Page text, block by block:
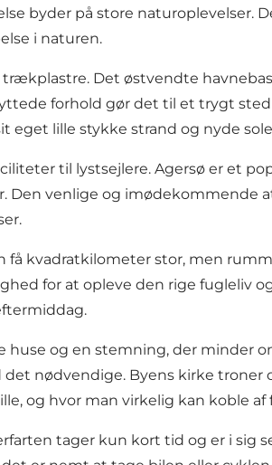
byder på store naturoplevelser.
i naturen.
Det østvendte
forhold gør det til et trygt
eget lille stykke strand og nyde
til lystsejlere. Agersø er et
Den venlige og
få kvadratkilometer stor, men
for at opleve den rige fugleliv
huse og en stemning, der minder
nødvendige. Byens kirke
og hvor man virkelig kan koble af
tager kun kort tid og er i sig